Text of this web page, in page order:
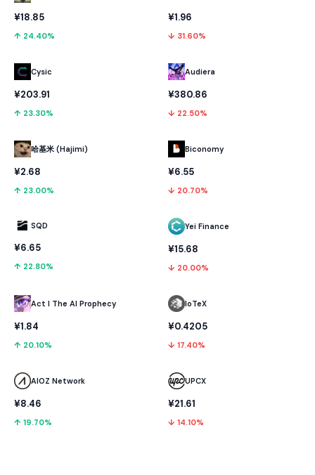
¥18.85
↑ 24.40%
Cysic
¥203.91
↑ 23.30%
哈基米 (Hajimi)
¥2.68
↑ 23.00%
SQD
¥6.65
↑ 22.80%
Act I The AI Prophecy
¥1.84
↑ 20.10%
AIOZ Network
¥8.46
↑ 19.70%
¥1.96
↓ 31.60%
Audiera
¥380.86
↓ 22.50%
Biconomy
¥6.55
↓ 20.70%
Yei Finance
¥15.68
↓ 20.00%
IoTeX
¥0.4205
↓ 17.40%
UPCX
¥21.61
↓ 14.10%